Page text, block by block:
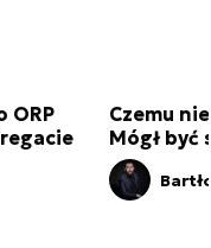
ORP
Czemu
Mógł być